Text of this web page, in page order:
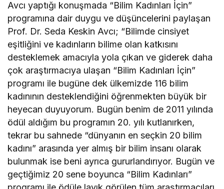
Avcı yaptığı konuşmada “Bilim Kadınları İçin”
programına dair duygu ve düşüncelerini paylaşan
Prof. Dr. Seda Keskin Avcı; “Bilimde cinsiyet
eşitliğini ve kadınların bilime olan katkısını
desteklemek amacıyla yola çıkan ve giderek daha
çok araştırmacıya ulaşan “Bilim Kadınları İçin”
programı ile bugüne dek ülkemizde 116 bilim
kadınının desteklendiğini öğrenmekten büyük bir
heyecan duyuyorum. Bugün benim de 2011 yılında
ödül aldığım bu programın 20. yılı kutlanırken,
tekrar bu sahnede “dünyanın en seçkin 20 bilim
kadını” arasında yer almış bir bilim insanı olarak
bulunmak ise beni ayrıca gururlandırıyor. Bugün ve
geçtiğimiz 20 sene boyunca “Bilim Kadınları”